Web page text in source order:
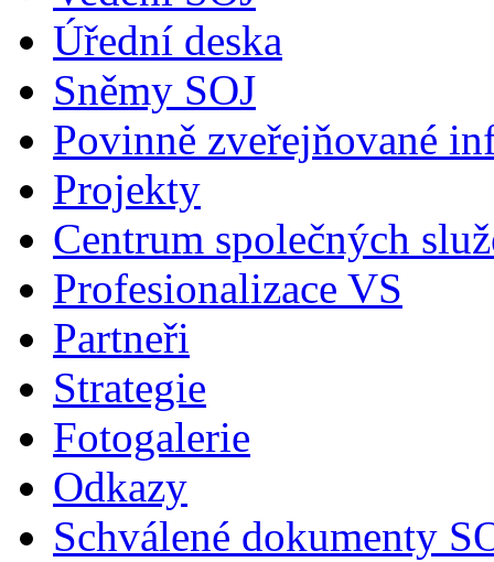
Úřední deska
Sněmy SOJ
Povinně zveřejňované
Projekty
Centrum společných
Profesionalizace VS
Partneři
Strategie
Fotogalerie
Odkazy
Schválené dokumenty